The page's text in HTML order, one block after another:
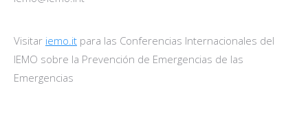
Visitar iemo.it para las Conferencias Internacionales del
IEMO sobre la Prevención de Emergencias de las
Emergencias